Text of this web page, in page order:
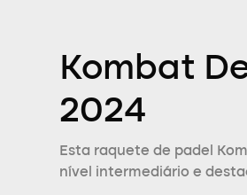
Kombat
2024
Esta raquete de padel
nível intermediário e